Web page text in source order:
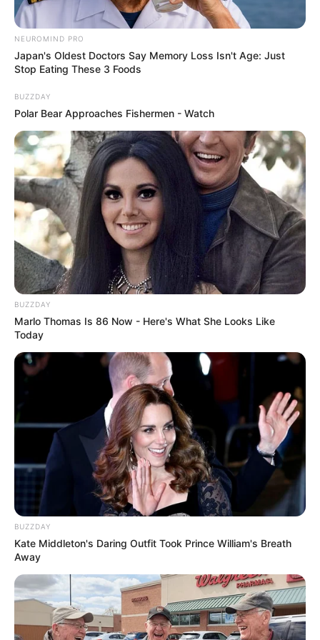
Poliéster: mais econômica e de fácil
manuseio, é utilizada para quem está
para produzir inúmeros objetos, porém
manipular esse material, pois pode causar
alergias! Sempre trabalhe com resina utilizando
luvas de vinil, máscara de proteçãoe em um
lugar bem ventilado, pois o cheiro pode
incomodar os mais sensíveis.
Como fazer artesanato com resina
passo a passo
Artesanato com resina líquida passo a
passo
NEUROMIND PRO
Japan's Oldest Doctors Say Memory Loss Isn't Age: Just
Stop Eating These 3 Foods
BUZZDAY
Polar Bear Approaches Fishermen - Watch
BUZZDAY
Marlo Thomas Is 86 Now - Here's What She Looks Like
Today
BUZZDAY
Kate Middleton's Daring Outfit Took Prince William's Breath
Away